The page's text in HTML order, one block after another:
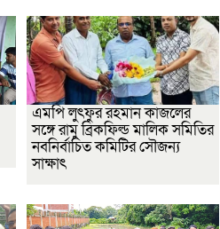
এমপি লুৎফুর রহমান কাজলের
সঙ্গে রামু ব্রিকফিল্ড মালিক সমিতির
নবনির্বাচিত কমিটির সৌজন্য
সাক্ষাৎ